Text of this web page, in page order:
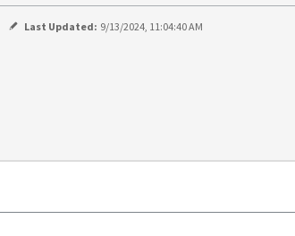
Last Updated: 9/13/2024, 11:04:40 AM